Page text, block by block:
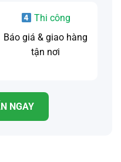
Thi công
Báo giá & giao hàng
tận nơi
NGAY